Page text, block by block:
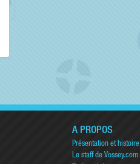
A PROPOS
Présentation et histoire
Le staff de Vossey.com